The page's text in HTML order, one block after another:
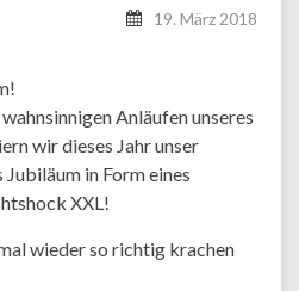
19. März 2018
Anläufen unseres
wir dieses Jahr unser
in Form eines
XXL!
wieder so richtig krachen